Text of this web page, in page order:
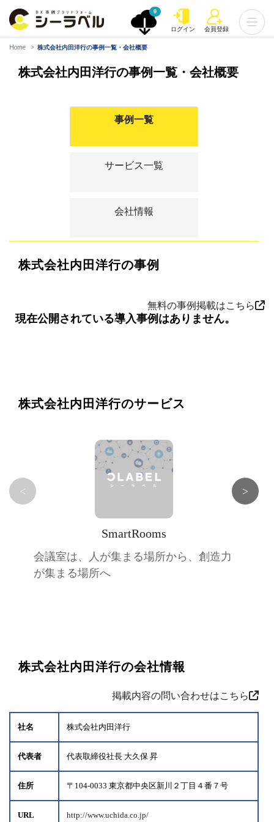
0
ログイン 会員登録
Home 株式会社内田洋行の事例一覧・会社概要
株式会社内田洋行の事例一覧・会社概要
事例一覧
サービス一覧
会社情報
株式会社内田洋行の事例
無料の事例掲載はこちら
現在公開されている導入事例はありません。
株式会社内田洋行のサービス
SmartRooms
会議室は、人が集まる場所から、創造力
が集まる場所へ
< >
株式会社内田洋行の会社情報
掲載内容の問い合わせはこちら
社名 株式会社内田洋行
代表者 代表取締役社長 大久保 昇
住所 〒104-0033 東京都中央区新川２丁目４番７号
URL http://www.uchida.co.jp/